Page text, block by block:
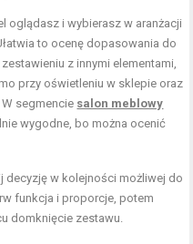
oglądasz i wybierasz w aranżacji
to ocenę dopasowania do
z innymi elementami,
przy oświetleniu w sklepie oraz
segmencie salon meblowy
wygodne, bo można ocenić
decyzję w kolejności możliwej do
funkcja i proporcje, potem
domknięcie zestawu.